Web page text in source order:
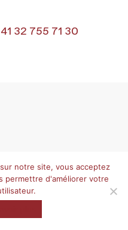
32 755 71 30
notre site, vous acceptez
permettre d'améliorer votre